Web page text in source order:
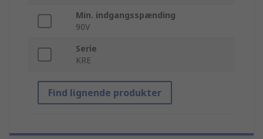
Min. indgangsspænding
90V
Serie
KRE
Find lignende produkter